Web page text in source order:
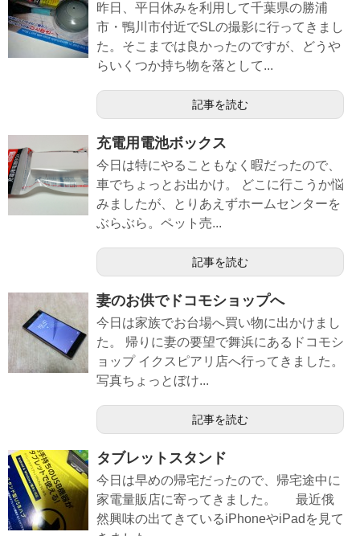
昨日、平日休みを利用して千葉県の勝浦
市・鴨川市付近でSLの撮影に行ってきまし
た。そこまでは良かったのですが、どうや
らいくつか持ち物を落として...
記事を読む
充電用電池ボックス
今日は特にやることもなく暇だったので、
車でちょっとお出かけ。 どこに行こうか悩
みましたが、とりあえずホームセンターを
ぶらぶら。ペット売...
記事を読む
妻のお供でドコモショップへ
今日は家族でお台場へ買い物に出かけまし
た。 帰りに妻の要望で舞浜にあるドコモシ
ョップ イクスピアリ店へ行ってきました。
写真ちょっとぼけ...
記事を読む
タブレットスタンド
今日は早めの帰宅だったので、帰宅途中に
家電量販店に寄ってきました。 最近俄
然興味の出てきているiPhoneやiPadを見て